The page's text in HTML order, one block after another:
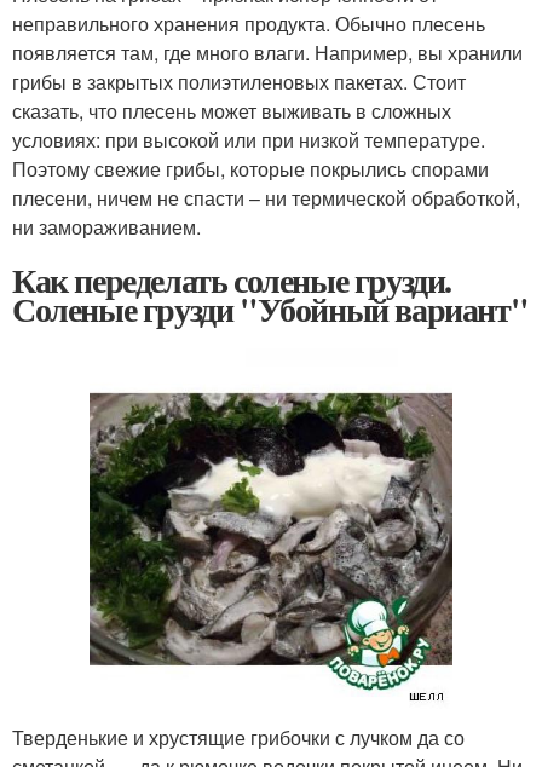
неправильного хранения продукта. Обычно плесень
появляется там, где много влаги. Например, вы хранили
грибы в закрытых полиэтиленовых пакетах. Стоит
сказать, что плесень может выживать в сложных
условиях: при высокой или при низкой температуре.
Поэтому свежие грибы, которые покрылись спорами
плесени, ничем не спасти – ни термической обработкой,
ни замораживанием.
Как переделать соленые грузди.
Соленые грузди "Убойный вариант"
Тверденькие и хрустящие грибочки с лучком да со